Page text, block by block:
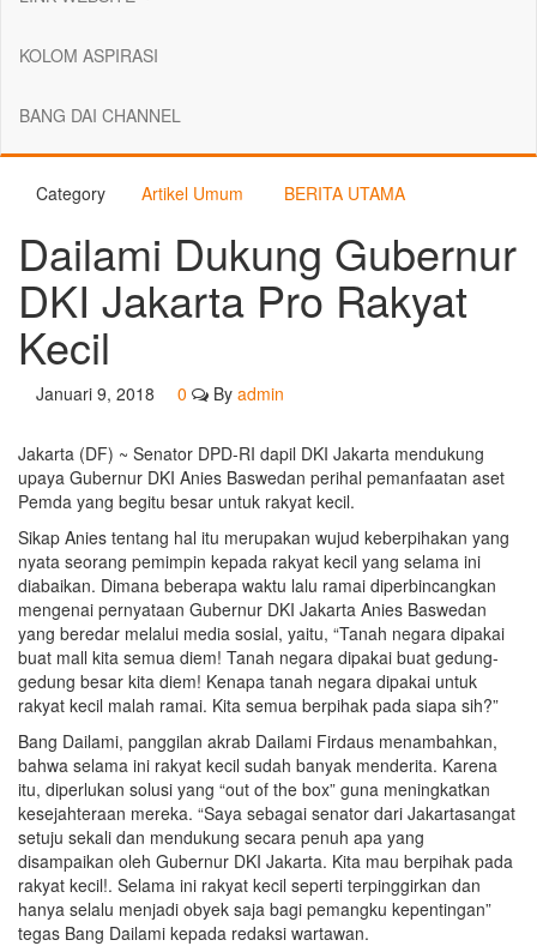
KOLOM ASPIRASI
BANG DAI CHANNEL
Category Artikel Umum BERITA UTAMA
Dailami Dukung Gubernur
DKI Jakarta Pro Rakyat
Kecil
Januari 9, 2018 0 By admin
Jakarta (DF) ~ Senator DPD-RI dapil DKI Jakarta mendukung
upaya Gubernur DKI Anies Baswedan perihal pemanfaatan aset
Pemda yang begitu besar untuk rakyat kecil.
Sikap Anies tentang hal itu merupakan wujud keberpihakan yang
nyata seorang pemimpin kepada rakyat kecil yang selama ini
diabaikan. Dimana beberapa waktu lalu ramai diperbincangkan
mengenai pernyataan Gubernur DKI Jakarta Anies Baswedan
yang beredar melalui media sosial, yaitu, “Tanah negara dipakai
buat mall kita semua diem! Tanah negara dipakai buat gedung-
gedung besar kita diem! Kenapa tanah negara dipakai untuk
rakyat kecil malah ramai. Kita semua berpihak pada siapa sih?”
Bang Dailami, panggilan akrab Dailami Firdaus menambahkan,
bahwa selama ini rakyat kecil sudah banyak menderita. Karena
itu, diperlukan solusi yang “out of the box” guna meningkatkan
kesejahteraan mereka. “Saya sebagai senator dari Jakartasangat
setuju sekali dan mendukung secara penuh apa yang
disampaikan oleh Gubernur DKI Jakarta. Kita mau berpihak pada
rakyat kecil!. Selama ini rakyat kecil seperti terpinggirkan dan
hanya selalu menjadi obyek saja bagi pemangku kepentingan”
tegas Bang Dailami kepada redaksi wartawan.